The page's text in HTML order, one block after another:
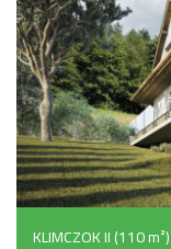
KLIMCZOK II (110 m²)